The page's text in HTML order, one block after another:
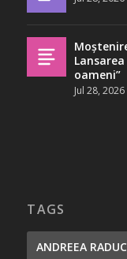
oameni”
Jul 28, 2026
TAGS
ANDREEA